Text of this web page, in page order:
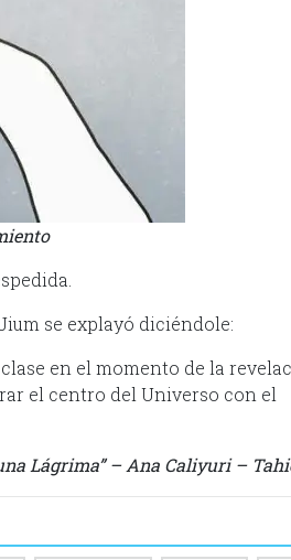
se explayó diciéndole:
en el momento de la
el centro del Universo con el
Lágrima” – Ana Caliyuri –